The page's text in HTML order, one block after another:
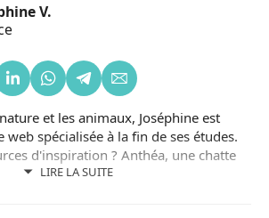
V.
LIRE LA SUITE
et les animaux, Joséphine est
web spécialisée à la fin de ses études.
d'inspiration ? Anthéa, une chatte
un refuge local ; et Lizzy, une chienne